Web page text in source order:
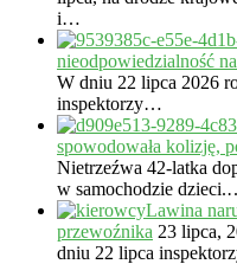
i…
nieodpowiedzialność
W dniu 22 lipca 2026
inspektorzy…
spowodowała kolizję,
Nietrzeźwa 42-latka
w samochodzie
Lawina
przewoźnika 23 lipca,
dniu 22 lipca